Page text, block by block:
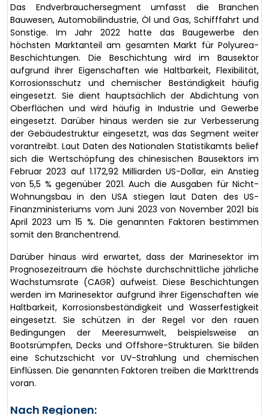
Das Endverbrauchersegment umfasst die Branchen
Bauwesen, Automobilindustrie, Öl und Gas, Schifffahrt und
Sonstige. Im Jahr 2022 hatte das Baugewerbe den
höchsten Marktanteil am gesamten Markt für Polyurea-
Beschichtungen. Die Beschichtung wird im Bausektor
aufgrund ihrer Eigenschaften wie Haltbarkeit, Flexibilität,
Korrosionsschutz und chemischer Beständigkeit häufig
eingesetzt. Sie dient hauptsächlich der Abdichtung von
Oberflächen und wird häufig in Industrie und Gewerbe
eingesetzt. Darüber hinaus werden sie zur Verbesserung
der Gebäudestruktur eingesetzt, was das Segment weiter
vorantreibt. Laut Daten des Nationalen Statistikamts belief
sich die Wertschöpfung des chinesischen Bausektors im
Februar 2023 auf 1.172,92 Milliarden US-Dollar, ein Anstieg
von 5,5 % gegenüber 2021. Auch die Ausgaben für Nicht-
Wohnungsbau in den USA stiegen laut Daten des US-
Finanzministeriums vom Juni 2023 von November 2021 bis
April 2023 um 15 %. Die genannten Faktoren bestimmen
somit den Branchentrend.
Darüber hinaus wird erwartet, dass der Marinesektor im
Prognosezeitraum die höchste durchschnittliche jährliche
Wachstumsrate (CAGR) aufweist. Diese Beschichtungen
werden im Marinesektor aufgrund ihrer Eigenschaften wie
Haltbarkeit, Korrosionsbeständigkeit und Wasserfestigkeit
eingesetzt. Sie schützen in der Regel vor den rauen
Bedingungen der Meeresumwelt, beispielsweise an
Bootsrümpfen, Decks und Offshore-Strukturen. Sie bilden
eine Schutzschicht vor UV-Strahlung und chemischen
Einflüssen. Die genannten Faktoren treiben die Markttrends
voran.
Nach Regionen: